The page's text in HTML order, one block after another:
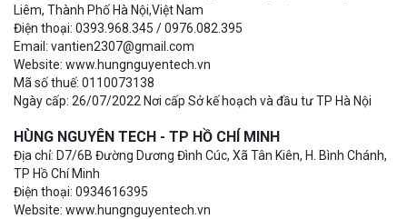
Liêm, Thành Phố Hà Nội,Việt Nam
Điện thoại: 0393.968.345 / 0976.082.395
Email: vantien2307@gmail.com
Website: www.hungnguyentech.vn
Mã số thuế: 0110073138
Ngày cấp: 26/07/2022 Nơi cấp Sở kế hoạch và đầu tư TP Hà Nội
HÙNG NGUYÊN TECH - TP HỒ CHÍ MINH
Địa chỉ: D7/6B Đường Dương Đình Cúc, Xã Tân Kiên, H. Bình Chánh,
TP Hồ Chí Minh
Điện thoại: 0934616395
Website: www.hungnguyentech.vn